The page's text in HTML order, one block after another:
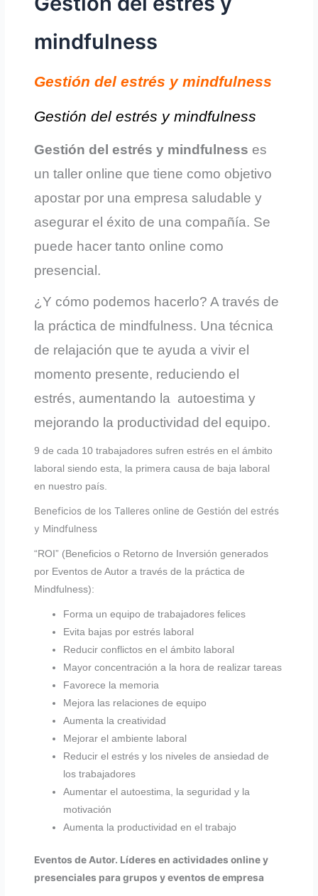
mindfulness
Gestión del estrés y mindfulness
Gestión del estrés y mindfulness
Gestión del estrés y mindfulness es
un taller online que tiene como objetivo
apostar por una empresa saludable y
asegurar el éxito de una compañía. Se
puede hacer tanto online como
presencial.
¿Y cómo podemos hacerlo? A través de
la práctica de mindfulness. Una técnica
de relajación que te ayuda a vivir el
momento presente, reduciendo el
estrés, aumentando la autoestima y
mejorando la productividad del equipo.
9 de cada 10 trabajadores sufren estrés en el ámbito
laboral siendo esta, la primera causa de baja laboral
en nuestro país.
Beneficios de los Talleres online de Gestión del estrés
y Mindfulness
“ROI” (Beneficios o Retorno de Inversión generados
por Eventos de Autor a través de la prácticade
Mindfulness):
Forma un equipo de trabajadores felices
Evita bajas por estrés laboral
Reducir conflictos en el ámbito laboral
Mayor concentración a la hora de realizar tareas
Favorece la memoria
Mejora las relaciones de equipo
Aumenta la creatividad
Mejorar el ambiente laboral
Reducir el estrés y los niveles de ansiedad de
los trabajadores
Aumentar el autoestima, la seguridad y la
motivación
Aumenta la productividad en el trabajo
Eventos de Autor. Líderes en actividades online y
presenciales para grupos y eventos de empresa